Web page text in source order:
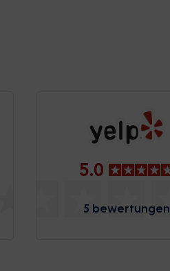
5.0
5 bewertungen